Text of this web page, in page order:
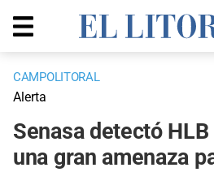
CAMPOLITORAL
Alerta
Senasa detectó
una gran amenaza